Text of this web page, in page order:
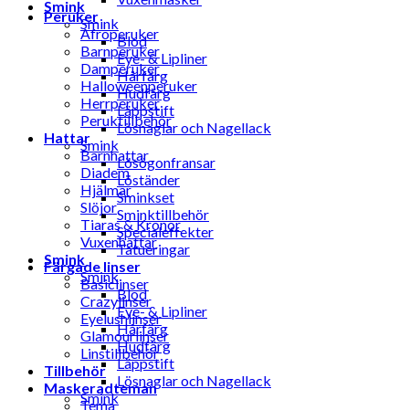
Smink
Smink
Blod
Eye- & Lipliner
Hårfärg
Hudfärg
Läppstift
Lösnaglar och Nagellack
Smink
Lösögonfransar
Löständer
Sminkset
Sminktillbehör
Specialeffekter
Tatueringar
Färgade linser
Basiclinser
Crazylinser
Eyelushlinser
Glamourlinser
Linstillbehör
Tillbehör
Maskeradteman
Tema
Peruker
Afroperuker
Barnperuker
Damperuker
Halloweenperuker
Herrperuker
Peruktillbehör
Hattar
Barnhattar
Diadem
Hjälmar
Slöjor
Tiaras & Kronor
Vuxenhattar
Smink
Smink
Blod
Eye- & Lipliner
Hårfärg
Hudfärg
Läppstift
Lösnaglar och Nagellack
Smink